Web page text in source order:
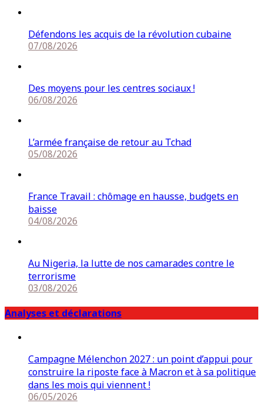
Défendons les acquis de la révolution cubaine
07/08/2026
Des moyens pour les centres sociaux !
06/08/2026
L’armée française de retour au Tchad
05/08/2026
France Travail : chômage en hausse, budgets en
baisse
04/08/2026
Au Nigeria, la lutte de nos camarades contre le
terrorisme
03/08/2026
Analyses et déclarations
Campagne Mélenchon 2027 : un point d’appui pour
construire la riposte face à Macron et à sa politique
dans les mois qui viennent !
06/05/2026